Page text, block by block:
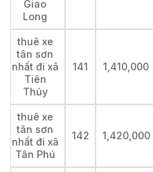
Giao
Long
thuê xe
tân sơn
nhất đi xã
Tiên
Thủy
141 1,410,000
thuê xe
tân sơn
nhất đi xã
Tân Phú
142 1,420,000